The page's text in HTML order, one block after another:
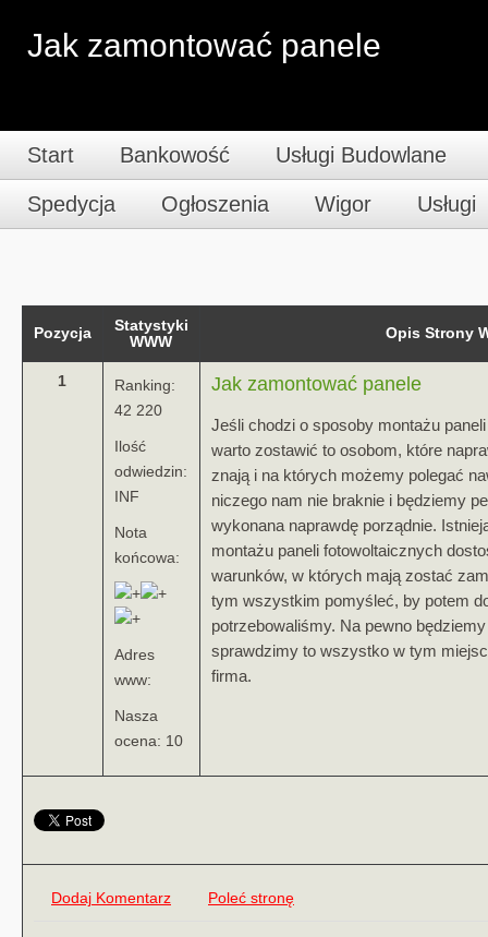
Jak zamontować panele
Start Bankowość Usługi Budowlane
Spedycja Ogłoszenia Wigor Usługi
Pozycja
Statystyki
WWW
Opis Strony
1
Ranking:
42 220
Ilość
odwiedzin:
INF
Nota
końcowa:
Adres
www:
Nasza
ocena: 10
Jak zamontować panele
Jeśli chodzi o sposoby montażu
warto zostawić to osobom, które
znają i na których możemy polegać
niczego nam nie braknie i będziemy
wykonana naprawdę porządnie.
montażu paneli fotowoltaicznych
warunków, w których mają zostać
tym wszystkim pomyśleć, by potem
potrzebowaliśmy. Na pewno
sprawdzimy to wszystko w tym
firma.
Dodaj Komentarz Poleć stronę